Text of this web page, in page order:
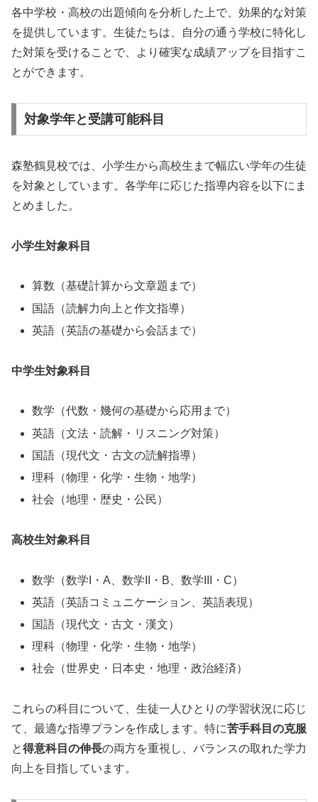
各中学校・高校の出題傾向を分析した上で、効果的な対策
を提供しています。生徒たちは、自分の通う学校に特化し
た対策を受けることで、より確実な成績アップを目指すこ
とができます。
対象学年と受講可能科目
森塾鶴見校では、小学生から高校生まで幅広い学年の生徒
を対象としています。各学年に応じた指導内容を以下にま
とめました。
小学生対象科目
算数（基礎計算から文章題まで）
国語（読解力向上と作文指導）
英語（英語の基礎から会話まで）
中学生対象科目
数学（代数・幾何の基礎から応用まで）
英語（文法・読解・リスニング対策）
国語（現代文・古文の読解指導）
理科（物理・化学・生物・地学）
社会（地理・歴史・公民）
高校生対象科目
数学（数学I・A、数学II・B、数学III・C）
英語（英語コミュニケーション、英語表現）
国語（現代文・古文・漢文）
理科（物理・化学・生物・地学）
社会（世界史・日本史・地理・政治経済）
これらの科目について、生徒一人ひとりの学習状況に応じ
て、最適な指導プランを作成します。特に苦手科目の克服
と得意科目の伸長の両方を重視し、バランスの取れた学力
向上を目指しています。